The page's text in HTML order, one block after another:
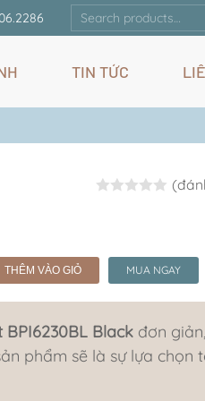
Search
for:
TIN TỨC
THÊM VÀO GIỎ MUA NGAY
Black đơn
phẩm sẽ là sự lựa chọn